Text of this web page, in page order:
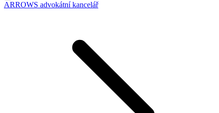
ARROWS advokátní kancelář